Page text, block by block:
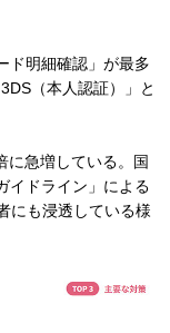
ド明細確認」が最多
（本人認証）」と
に急増している。国
イドライン」による
にも浸透している様